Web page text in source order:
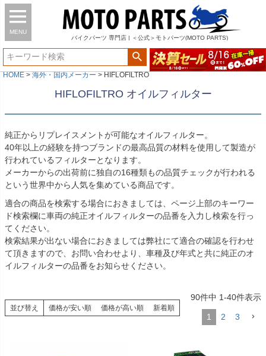
MENU
バイク パーツ 専門店 | ＜公式＞モトパーツ(MOTO PARTS)
HOME 海外・国内メーカー HIFLOFILTRO
HIFLOFILTRO オイルフィルター
純正からリプレイスメントが可能なオイルフィルター。
40年以上の経験を持つブランドの最高品質の材料を使用して製造が
行われているフィルターとなります。
メーカーからの出荷前に独自の16種類もの品質チェックが行われる
という世界中から人気を集めている商品です。
適合の商品を検索する場合におきましては、ページ上部のキーワー
ド検索欄に車両の純正オイルフィルターの品番を入力し検索を行っ
てください。
検索結果が出ない場合におきましては弊社にて適合の確認を行わせ
て頂きますので、お問い合わせより、車種及び年式と共に純正のオ
イルフィルターの品番をお知らせください。
並び替え 価格が安い順 価格が高い順 新着順
90件中 1-40件表示
1 2 3